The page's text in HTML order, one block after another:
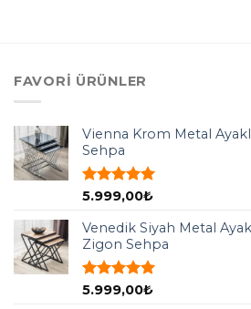
FAVORI ÜRÜNLER
Vienna Krom Metal
Sehpa
5 üzerinden
aldı
5.999,00₺
Venedik Siyah Metal
Zigon Sehpa
5 üzerinden
5.999,00₺